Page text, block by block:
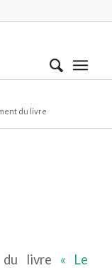
du livre
livre « Le